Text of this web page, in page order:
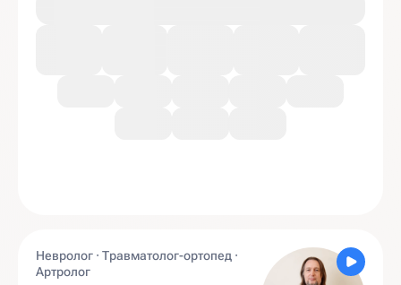
Невролог · Травматолог-ортопед ·
Артролог